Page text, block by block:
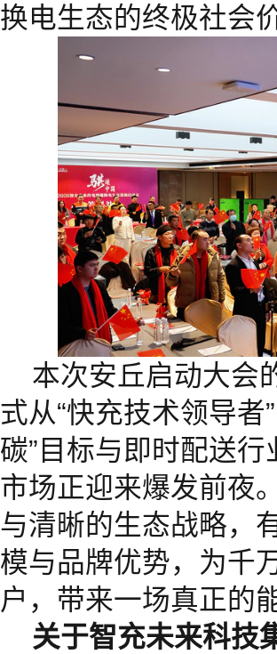
换电生态的终极社会
本次安丘启动大会
式从“快充技术领导者
碳”目标与即时配送
市场正迎来爆发前夜
与清晰的生态战略，
模与品牌优势，为千
户，带来一场真正的
关于智充未来科技